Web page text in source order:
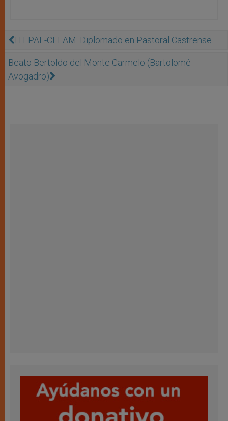
ITEPAL-CELAM: Diplomado en Pastoral Castrense
Beato Bertoldo del Monte Carmelo (Bartolomé
Avogadro)